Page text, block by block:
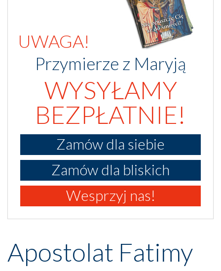
UWAGA!
Przymierze z Maryją
WYSYŁAMY
BEZPŁATNIE!
Zamów dla siebie
Zamów dla bliskich
Wesprzyj nas!
Apostolat Fatimy